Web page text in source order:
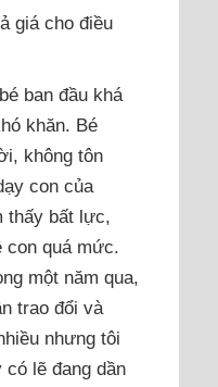
giá cho điều
ban đầu khá
khăn. Bé
không tôn
con của
thấy bất lực,
con quá mức.
một năm qua,
trao đổi và
nhưng tôi
lẽ đang dần